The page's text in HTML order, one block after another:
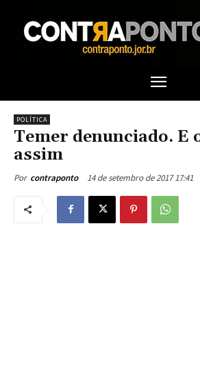
POLÍTICA
Temer denunciado. E
assim
Por contraponto 14 de setembro de 2017 17:41